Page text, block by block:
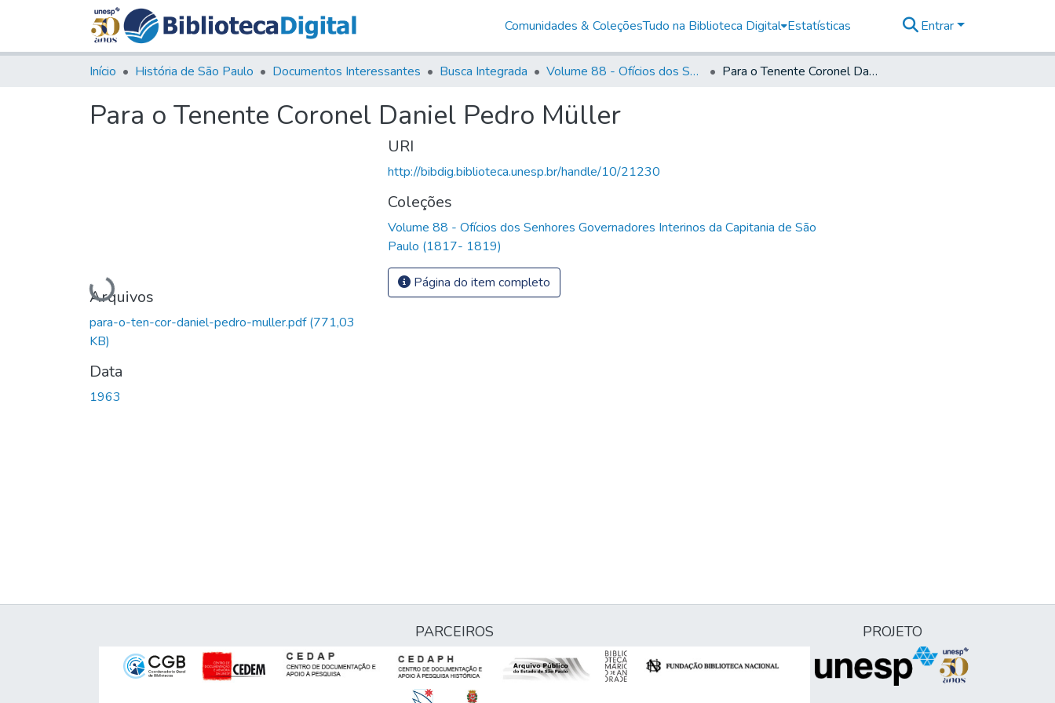
Comunidades & ColeçõesTudo na Biblioteca Digital Estatísticas Entrar
Início História de São Paulo Documentos Interessantes Busca Integrada Volume 88 - Ofícios dos Senhores Governadores Interinos da Capitania de São Paulo (1817- 1819) Para o Tenente Coronel Daniel Pedro Müller
Para o Tenente Coronel Daniel Pedro Müller
Carregando...
Arquivos
para-o-ten-cor-daniel-pedro-muller.pdf(771,03
KB)
Data
1963
URI
http://bibdig.biblioteca.unesp.br/handle/10/21230
Coleções
Volume 88 - Ofícios dos Senhores Governadores Interinos da Capitania de São
Paulo (1817- 1819)
Página do item completo
PARCEIROS PROJETO